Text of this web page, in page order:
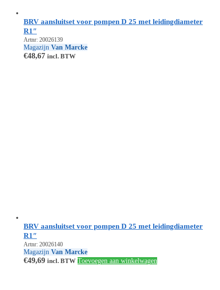
BRV aansluitset voor pompen D 25 met leidingdiameter
R1″
Artnr: 20026139
Magazijn Van Marcke
€48,67 incl. BTW
BRV aansluitset voor pompen D 25 met leidingdiameter
R1″
Artnr: 20026140
Magazijn Van Marcke
€49,69 incl. BTW Toevoegen aan winkelwagen